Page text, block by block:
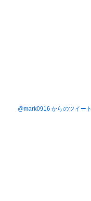
@mark0916 からのツイート